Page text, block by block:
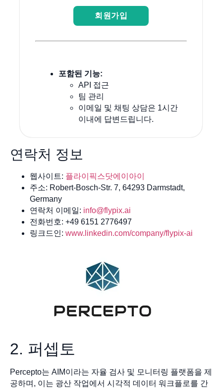
회원가입
포함된 기능:
API 접근
팀 관리
이메일 및 채팅 상담은 1시간
이내에 답변드립니다.
연락처 정보
웹사이트: 플라이픽스닷에이아이
주소: Robert-Bosch-Str. 7, 64293 Darmstadt,
Germany
연락처 이메일: info@flypix.ai
전화번호: +49 6151 2776497
링크드인: www.linkedin.com/company/flypix-ai
2. 퍼셉토
Percepto는 AIM이라는 자율 검사 및 모니터링 플랫폼을 제
공하며, 이는 광산 작업에서 시각적 데이터 워크플로를 간